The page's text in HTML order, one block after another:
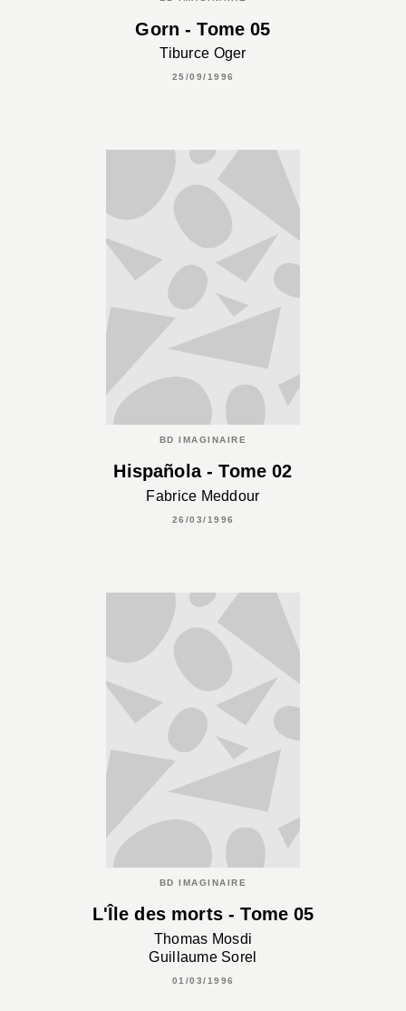
Gorn - Tome 05
Tiburce Oger
25/09/1996
BD IMAGINAIRE
Hispañola - Tome 02
Fabrice Meddour
26/03/1996
BD IMAGINAIRE
L'Île des morts - Tome 05
Thomas Mosdi
Guillaume Sorel
01/03/1996